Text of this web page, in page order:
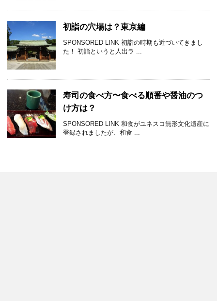
初詣の穴場は？東京編
SPONSORED LINK 初詣の時期も近づいてきまし
た！ 初詣というと人出ラ ...
寿司の食べ方〜食べる順番や醤油のつ
け方は？
SPONSORED LINK 和食がユネスコ無形文化遺産に
登録されましたが、和食 ...